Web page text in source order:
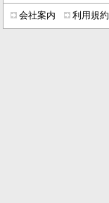
会社案内 利用規約